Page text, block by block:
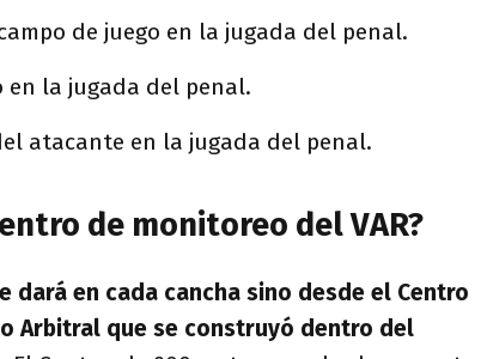
de juego en la jugada del penal.
en la jugada del penal.
atacante en la jugada del penal.
de monitoreo del VAR?
dará en cada cancha sino desde el Centro
Arbitral que se construyó dentro del